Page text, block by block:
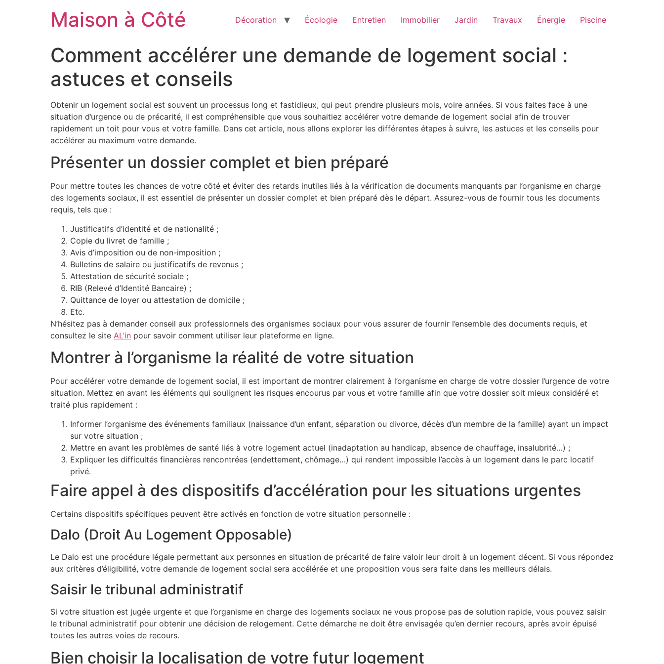
Maison à Côté Décoration Écologie Entretien Immobilier Jardin Travaux Énergie Piscine
Comment accélérer une demande de logement social :
astuces et conseils
Obtenir un logement social est souvent un processus long et fastidieux, qui peut prendre plusieurs mois, voire années. Si vous faites face à une
situation d’urgence ou de précarité, il est compréhensible que vous souhaitiez accélérer votre demande de logement social afin de trouver
rapidement un toit pour vous et votre famille. Dans cet article, nous allons explorer les différentes étapes à suivre, les astuces et les conseils pour
accélérer au maximum votre demande.
Présenter un dossier complet et bien préparé
Pour mettre toutes les chances de votre côté et éviter des retards inutiles liés à la vérification de documents manquants par l’organisme en charge
des logements sociaux, il est essentiel de présenter un dossier complet et bien préparé dès le départ. Assurez-vous de fournir tous les documents
requis, tels que :
Justificatifs d’identité et de nationalité ;
Copie du livret de famille ;
Avis d’imposition ou de non-imposition ;
Bulletins de salaire ou justificatifs de revenus ;
Attestation de sécurité sociale ;
RIB (Relevé d’Identité Bancaire) ;
Quittance de loyer ou attestation de domicile ;
Etc.
N’hésitez pas à demander conseil aux professionnels des organismes sociaux pour vous assurer de fournir l’ensemble des documents requis, et
consultez le site AL’in pour savoir comment utiliser leur plateforme en ligne.
Montrer à l’organisme la réalité de votre situation
Pour accélérer votre demande de logement social, il est important de montrer clairement à l’organisme en charge de votre dossier l’urgence de votre
situation. Mettez en avant les éléments qui soulignent les risques encourus par vous et votre famille afin que votre dossier soit mieux considéré et
traité plus rapidement :
Informer l’organisme des événements familiaux (naissance d’un enfant, séparation ou divorce, décès d’un membre de la famille) ayant un impact
sur votre situation ;
Mettre en avant les problèmes de santé liés à votre logement actuel (inadaptation au handicap, absence de chauffage, insalubrité…) ;
Expliquer les difficultés financières rencontrées (endettement, chômage…) qui rendent impossible l’accès à un logement dans le parc locatif
privé.
Faire appel à des dispositifs d’accélération pour les situations urgentes
Certains dispositifs spécifiques peuvent être activés en fonction de votre situation personnelle :
Dalo (Droit Au Logement Opposable)
Le Dalo est une procédure légale permettant aux personnes en situation de précarité de faire valoir leur droit à un logement décent. Si vous répondez
aux critères d’éligibilité, votre demande de logement social sera accélérée et une proposition vous sera faite dans les meilleurs délais.
Saisir le tribunal administratif
Si votre situation est jugée urgente et que l’organisme en charge des logements sociaux ne vous propose pas de solution rapide, vous pouvez saisir
le tribunal administratif pour obtenir une décision de relogement. Cette démarche ne doit être envisagée qu’en dernier recours, après avoir épuisé
toutes les autres voies de recours.
Bien choisir la localisation de votre futur logement